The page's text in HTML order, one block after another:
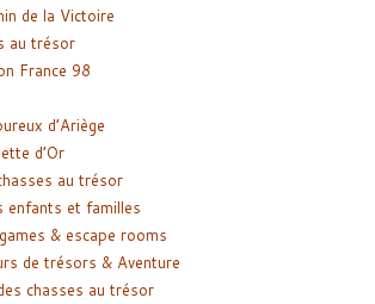
de la Victoire
au trésor
France 98
d’Ariège
d’Or
au trésor
enfants et familles
& escape rooms
de trésors & Aventure
chasses au trésor